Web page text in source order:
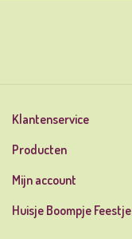
Klantenservice
Producten
Mijn account
Huisje Boompje Feestje